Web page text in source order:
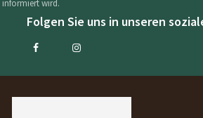
informiert wird.
Folgen Sie uns in unseren